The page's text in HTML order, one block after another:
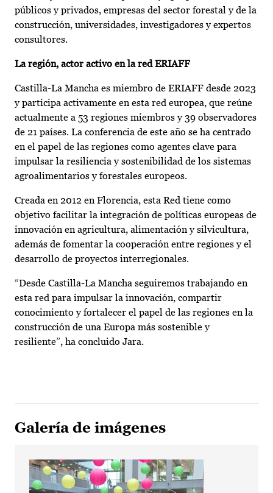
públicos y privados, empresas del sector forestal y de la
construcción, universidades, investigadores y expertos
consultores.
La región, actor activo en la red ERIAFF
Castilla-La Mancha es miembro de ERIAFF desde 2023
y participa activamente en esta red europea, que reúne
actualmente a 53 regiones miembros y 39 observadores
de 21 países. La conferencia de este año se ha centrado
en el papel de las regiones como agentes clave para
impulsar la resiliencia y sostenibilidad de los sistemas
agroalimentarios y forestales europeos.
Creada en 2012 en Florencia, esta Red tiene como
objetivo facilitar la integración de políticas europeas de
innovación en agricultura, alimentación y silvicultura,
además de fomentar la cooperación entre regiones y el
desarrollo de proyectos interregionales.
“Desde Castilla-La Mancha seguiremos trabajando en
esta red para impulsar la innovación, compartir
conocimiento y fortalecer el papel de las regiones en la
construcción de una Europa más sostenible y
resiliente”, ha concluido Jara.
Galería de imágenes